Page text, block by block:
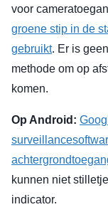
voor
groene stip in de
gebruikt. Er is
methode om op
komen.
Op Android:
kunnen niet
indicator.